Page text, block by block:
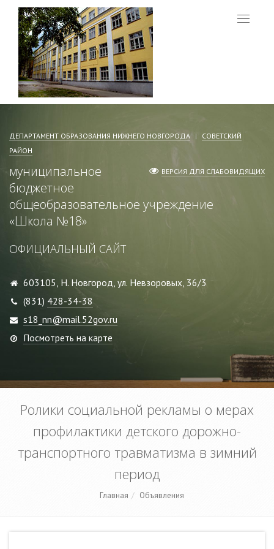
Меню
ДЕПАРТАМЕНТ ОБРАЗОВАНИЯ НИЖНЕГО НОВГОРОДА
СОВЕТСКИЙ
РАЙОН
ВЕРСИЯ ДЛЯ СЛАБОВИДЯЩИХ
муниципальное
бюджетное
общеобразовательное учреждение
«Школа №18»
ОФИЦИАЛЬНЫЙ САЙТ
603105, Н. Новгород, ул. Невзоровых, 36/3
(831) 428-34-38
s18_nn@mail.52gov.ru
Посмотреть на карте
Ролики социальной рекламы о мерах
профилактики детского дорожно-
транспортного травматизма в зимний
период
Главная Объявления